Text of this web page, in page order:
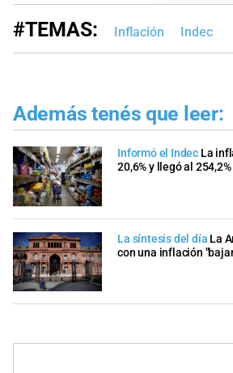
#TEMAS: Inflación Indec
Además tenés que leer:
Informó el Indec La
20,6% y llegó al
La síntesis del día La
con una inflación